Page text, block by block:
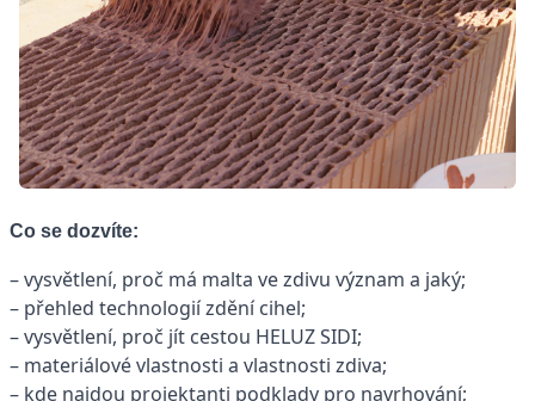
Co se dozvíte:
– vysvětlení, proč má malta ve zdivu význam a jaký;
– přehled technologií zdění cihel;
– vysvětlení, proč jít cestou HELUZ SIDI;
– materiálové vlastnosti a vlastnosti zdiva;
– kde najdou projektanti podklady pro navrhování;